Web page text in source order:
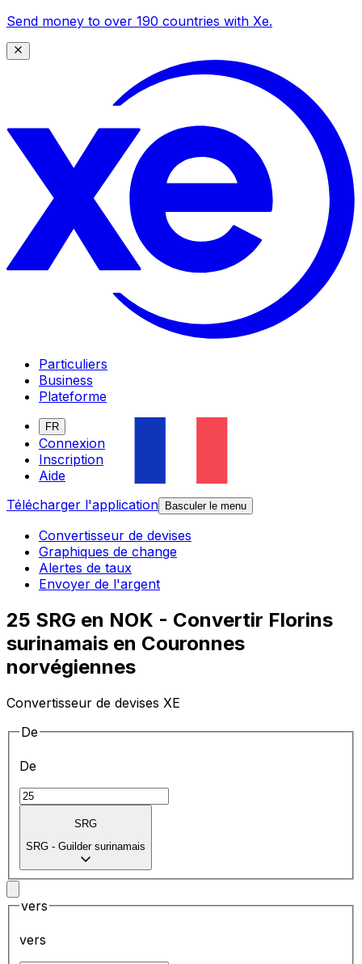
Send money to over 190 countries with Xe.
Particuliers
Business
Plateforme
FR
Connexion
Inscription
Aide
Télécharger l'application
Basculer le menu
Convertisseur de devises
Graphiques de change
Alertes de taux
Envoyer de l'argent
25 SRG en NOK - Convertir Florins
surinamais en Couronnes
norvégiennes
Convertisseur de devises XE
De
De
SRG
SRG - Guilder surinamais
vers
vers